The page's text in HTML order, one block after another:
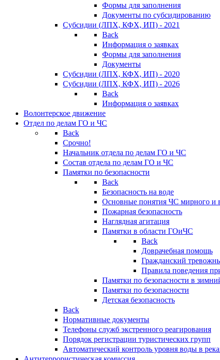
Формы для заполнения
Документы по субсидированию
Субсидии (ЛПХ, КФХ, ИП) - 2021
Back
Информация о заявках
Формы для заполнения
Документы
Субсидии (ЛПХ, КФХ, ИП) - 2020
Субсидии (ЛПХ, КФХ, ИП) - 2026
Back
Информация о заявках
Волонтерское движение
Отдел по делам ГО и ЧС
Back
Срочно!
Начальник отдела по делам ГО и ЧС
Состав отдела по делам ГО и ЧС
Памятки по безопасности
Back
Безопасность на воде
Основные понятия ЧС мирного и
Пожарная безопасность
Наглядная агитация
Памятки в области ГОиЧС
Back
Доврачебная помощь
Гражданский
Правила поведения
Памятки по безопасности в
Памятки по безопасности
Детская безопасность
Back
Нормативные документы
Телефоны служб экстренного реагирования
Порядок регистрации туристических групп
Автоматический контроль уровня воды в